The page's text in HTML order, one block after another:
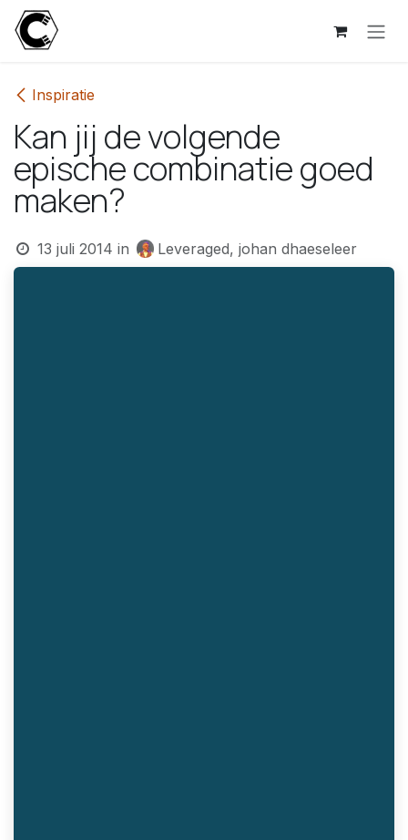
Overslaan naar inhoud
Inspiratie
Kan jij de volgende
epische combinatie goed
maken?
13 juli 2014 in Leveraged, johan dhaeseleer